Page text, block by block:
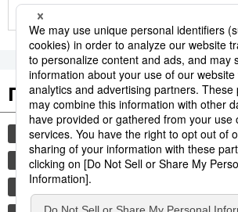
Другие статьи по теме
Популярные
общество культура
история
синкансэн
jiji press
старение населения